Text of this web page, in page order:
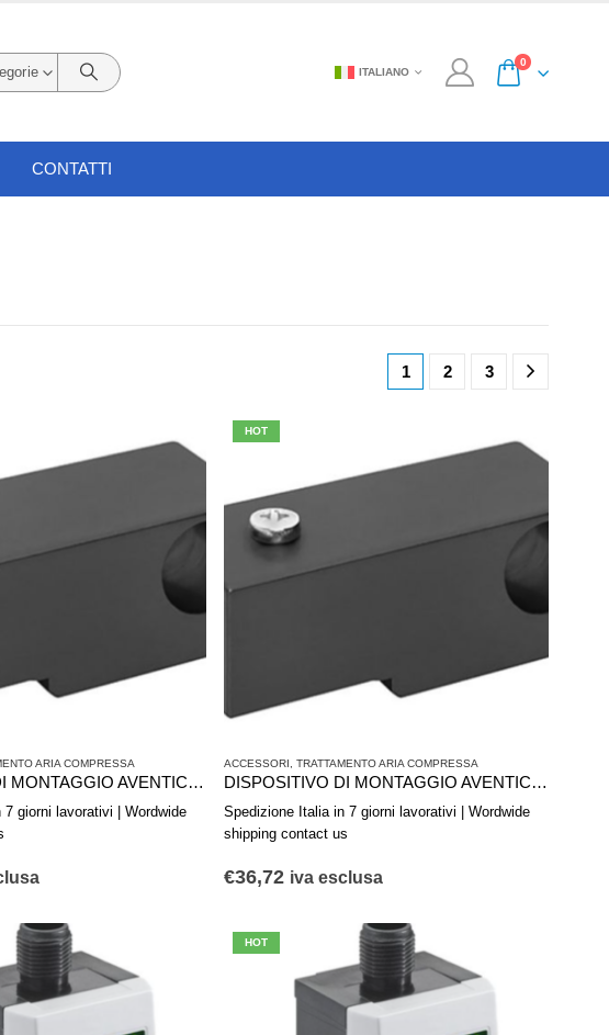
ITALIANO
0
CONTATTI
ARIA COMPRESSA
DISPOSITIVO DI MONTAGGIO AVENTICS R412019278
giorni lavorativi | Wordwide
HOT
ACCESSORI, TRATTAMENTO ARIA COMPRESSA
DISPOSITIVO DI MONTAGGIO AVENTICS R412015193
Spedizione Italia in 7 giorni lavorativi | Wordwide
shipping contact us
€36,72 iva esclusa
HOT
1 2 3